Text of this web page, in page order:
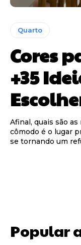
Quarto
Cores
+35
Afinal, quais são
cômodo é o lugar
se tornando um
Popular